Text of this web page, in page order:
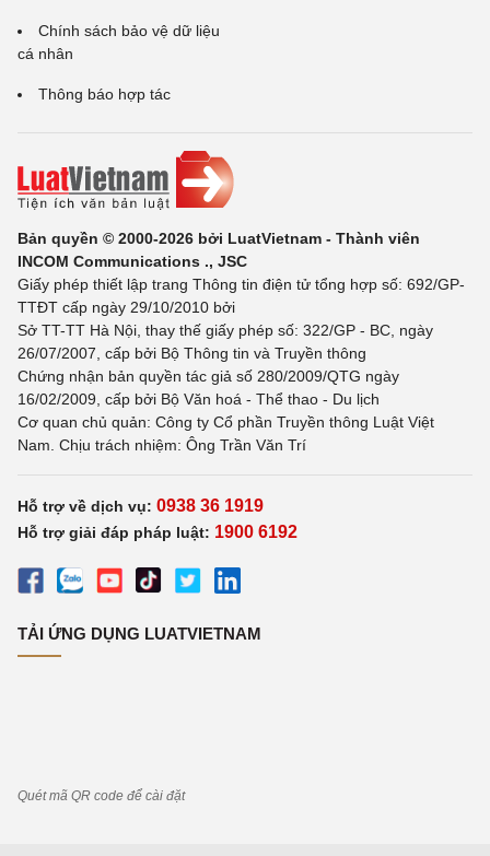
Chính sách bảo vệ dữ liệu
cá nhân
Thông báo hợp tác
Bản quyền © 2000-2026 bởi LuatVietnam - Thành viên
INCOM Communications ., JSC
Giấy phép thiết lập trang Thông tin điện tử tổng hợp số: 692/GP-
TTĐT cấp ngày 29/10/2010 bởi
Sở TT-TT Hà Nội, thay thế giấy phép số: 322/GP - BC, ngày
26/07/2007, cấp bởi Bộ Thông tin và Truyền thông
Chứng nhận bản quyền tác giả số 280/2009/QTG ngày
16/02/2009, cấp bởi Bộ Văn hoá - Thể thao - Du lịch
Cơ quan chủ quản: Công ty Cổ phần Truyền thông Luật Việt
Nam. Chịu trách nhiệm: Ông Trần Văn Trí
Hỗ trợ về dịch vụ: 0938 36 1919
Hỗ trợ giải đáp pháp luật: 1900 6192
TẢI ỨNG DỤNG LUATVIETNAM
Quét mã QR code để cài đặt